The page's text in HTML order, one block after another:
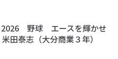
2026 野球 エースを輝かせ
田泰志（大分商業３年）